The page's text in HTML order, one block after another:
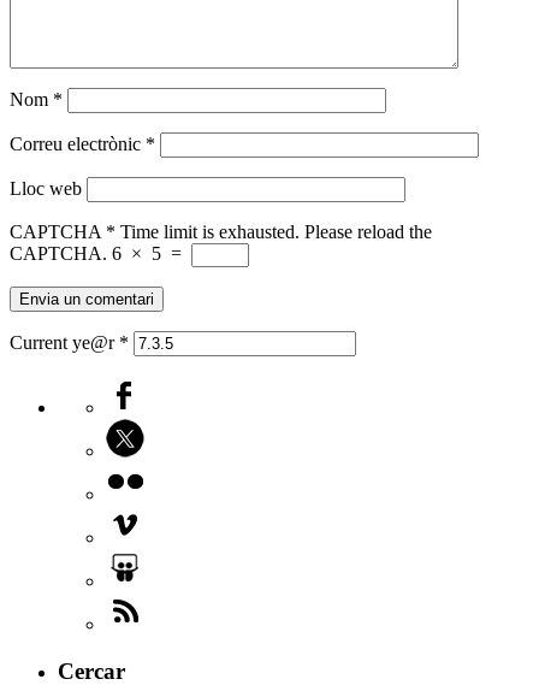
Nom *
Correu electrònic *
Lloc web
CAPTCHA * Time limit is exhausted. Please reload the
CAPTCHA. 6 × 5 =
Current ye@r *
Cercar